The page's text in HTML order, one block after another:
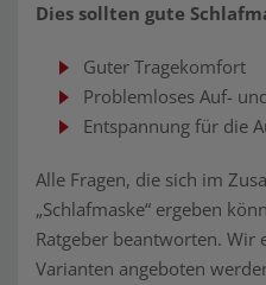
Dies sollten gute
Guter Tragekomfort
Problemloses Auf-
Entspannung für die
Alle Fragen, die sich im
„Schlafmaske“ ergeben
Ratgeber beantworten. Wir
Varianten angeboten